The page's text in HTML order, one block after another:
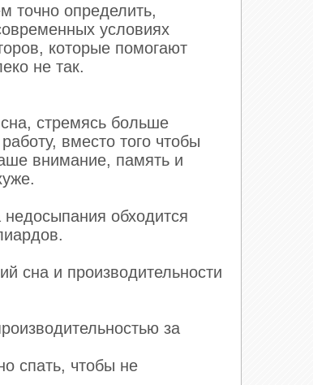
точно определить,
условиях
которые помогают
не так.
стремясь больше
вместо того чтобы
внимание, память и
обходится
сна и производительности
за
спать, чтобы не